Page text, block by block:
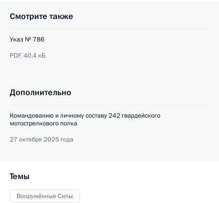
Смотрите также
Указ № 786
PDF,40.4 кБ
Дополнительно
Командованию и личному составу 242 гвардейского
мотострелкового полка
27 октября 2025 года
Темы
Вооружённые Силы